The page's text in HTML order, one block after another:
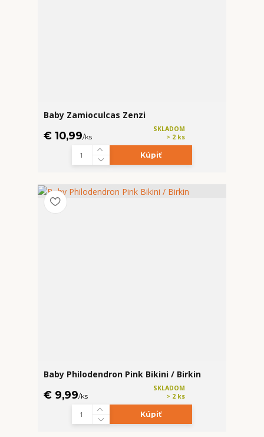
Baby Zamioculcas Zenzi
€ 10,99/ks
SKLADOM
> 2 ks
Kúpiť
Baby Philodendron Pink Bikini / Birkin
€ 9,99/ks
SKLADOM
> 2 ks
Kúpiť